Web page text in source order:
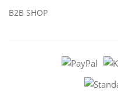
B2B SHOP